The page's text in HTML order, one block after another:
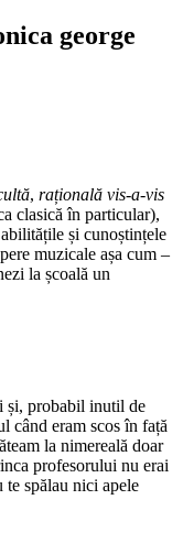
george
, rațională vis-a-vis
clasică în particular),
și cunoștințele
muzicale așa cum –
la școală un
și, probabil inutil de
când eram scos în față
la nimereală doar
profesorului nu erai
spălau nici apele